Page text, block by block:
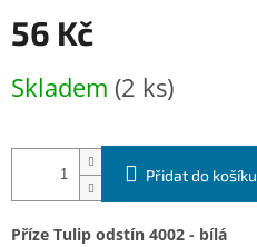
56 Kč
cena:
Skladem (2 ks)
Přidat do košíku
Příze Tulip odstín 4002 - bílá